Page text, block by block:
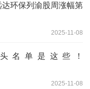
环保列渝股周涨幅第
2025-11-08
名单是这些！
2025-11-08